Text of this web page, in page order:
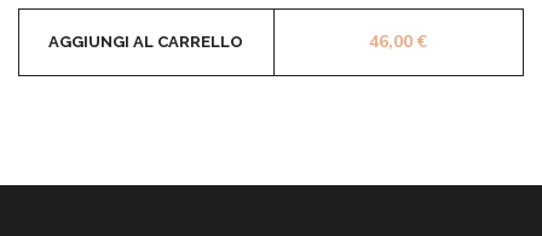
46,00€
AGGIUNGI AL CARRELLO